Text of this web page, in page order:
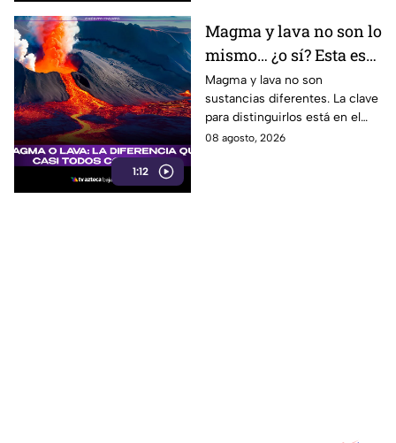
1:12
Magma y lava no son lo
mismo… ¿o sí? Esta es
la explicación
Magma y lava no son
sustancias diferentes. La clave
para distinguirlos está en el
lugar donde se encuentra el
08 agosto, 2026